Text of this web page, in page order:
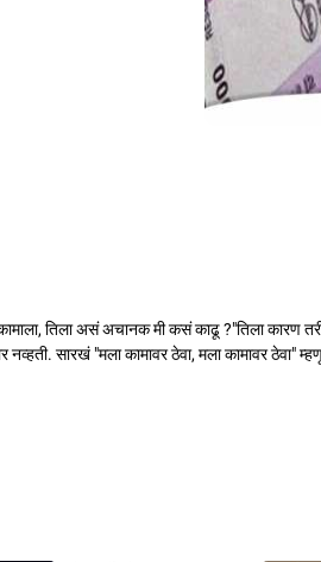
तिला असं अचानक मी कसं काढू ?"तिला कारण तरी
सारखं "मला कामावर ठेवा, मला कामावर ठेवा"